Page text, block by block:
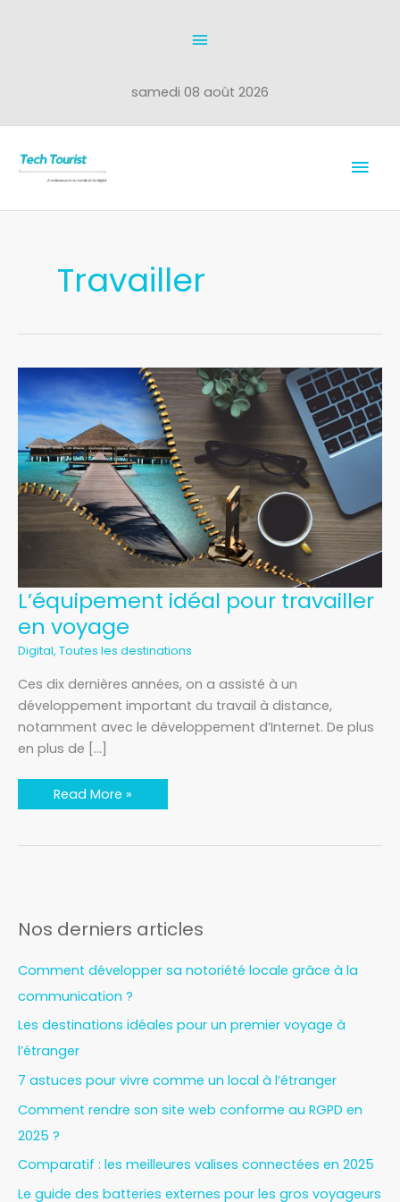
dessus
de
l'en-
samedi 08 août 2026
Travailler
L’équipement idéal pour travailler
en voyage
Digital, Toutes les destinations
Ces dix dernières années, on a assisté à un
développement important du travail à distance,
notamment avec le développement d’Internet. De plus
en plus de […]
L’équipement
idéal
pour
travailler
en
voyage
Read More »
Nos derniers articles
Comment développer sa notoriété locale grâce à la
communication ?
Les destinations idéales pour un premier voyage à
l’étranger
7 astuces pour vivre comme un local à l’étranger
Comment rendre son site web conforme au RGPD en
2025 ?
Comparatif : les meilleures valises connectées en 2025
Le guide des batteries externes pour les gros voyageurs